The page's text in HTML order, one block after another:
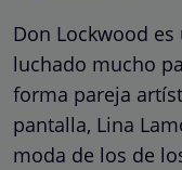
Don Lockwood
luchado mucho
forma pareja
pantalla, Lina
moda de los de